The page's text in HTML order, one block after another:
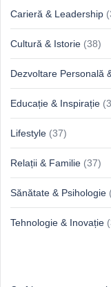
Carieră & Leadership
Cultură & Istorie (38)
Dezvoltare Personală
Educație & Inspirație
Lifestyle (37)
Relații & Familie (37)
Sănătate & Psihologie
Tehnologie & Inovație